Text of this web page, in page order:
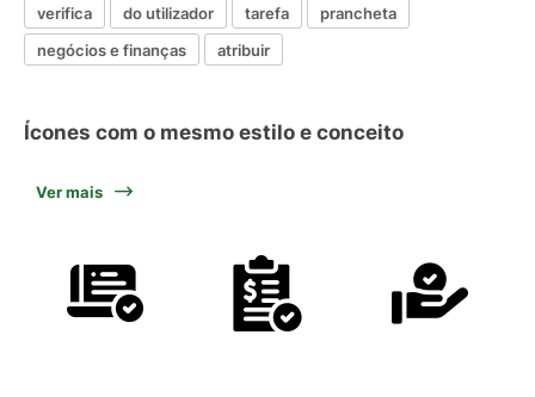
verifica do utilizador tarefa
prancheta
negócios e finanças
atribuir
Ícones com o mesmo estilo e conceito
Ver mais